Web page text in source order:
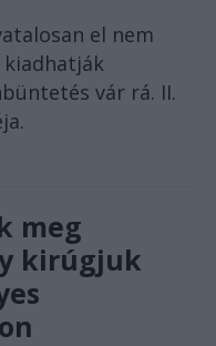
el nem
vár rá. II.
meg
kirúgjuk